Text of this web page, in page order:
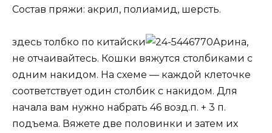
Состав пряжи: акрил, полиамид, шерсть.
здесь толбко по китайски
Арина,
не отчаивайтесь. Кошки вяжутся столбиками с
одним накидом. На схеме — каждой клеточке
соответствует один столбик с накидом. Для
начала вам нужно набрать 46 возд.п. + 3 п.
подъема. Вяжете две половинки и затем их